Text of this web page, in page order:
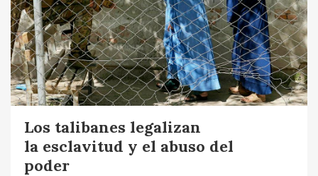
Los talibanes legalizan
la esclavitud y el abuso del
poder